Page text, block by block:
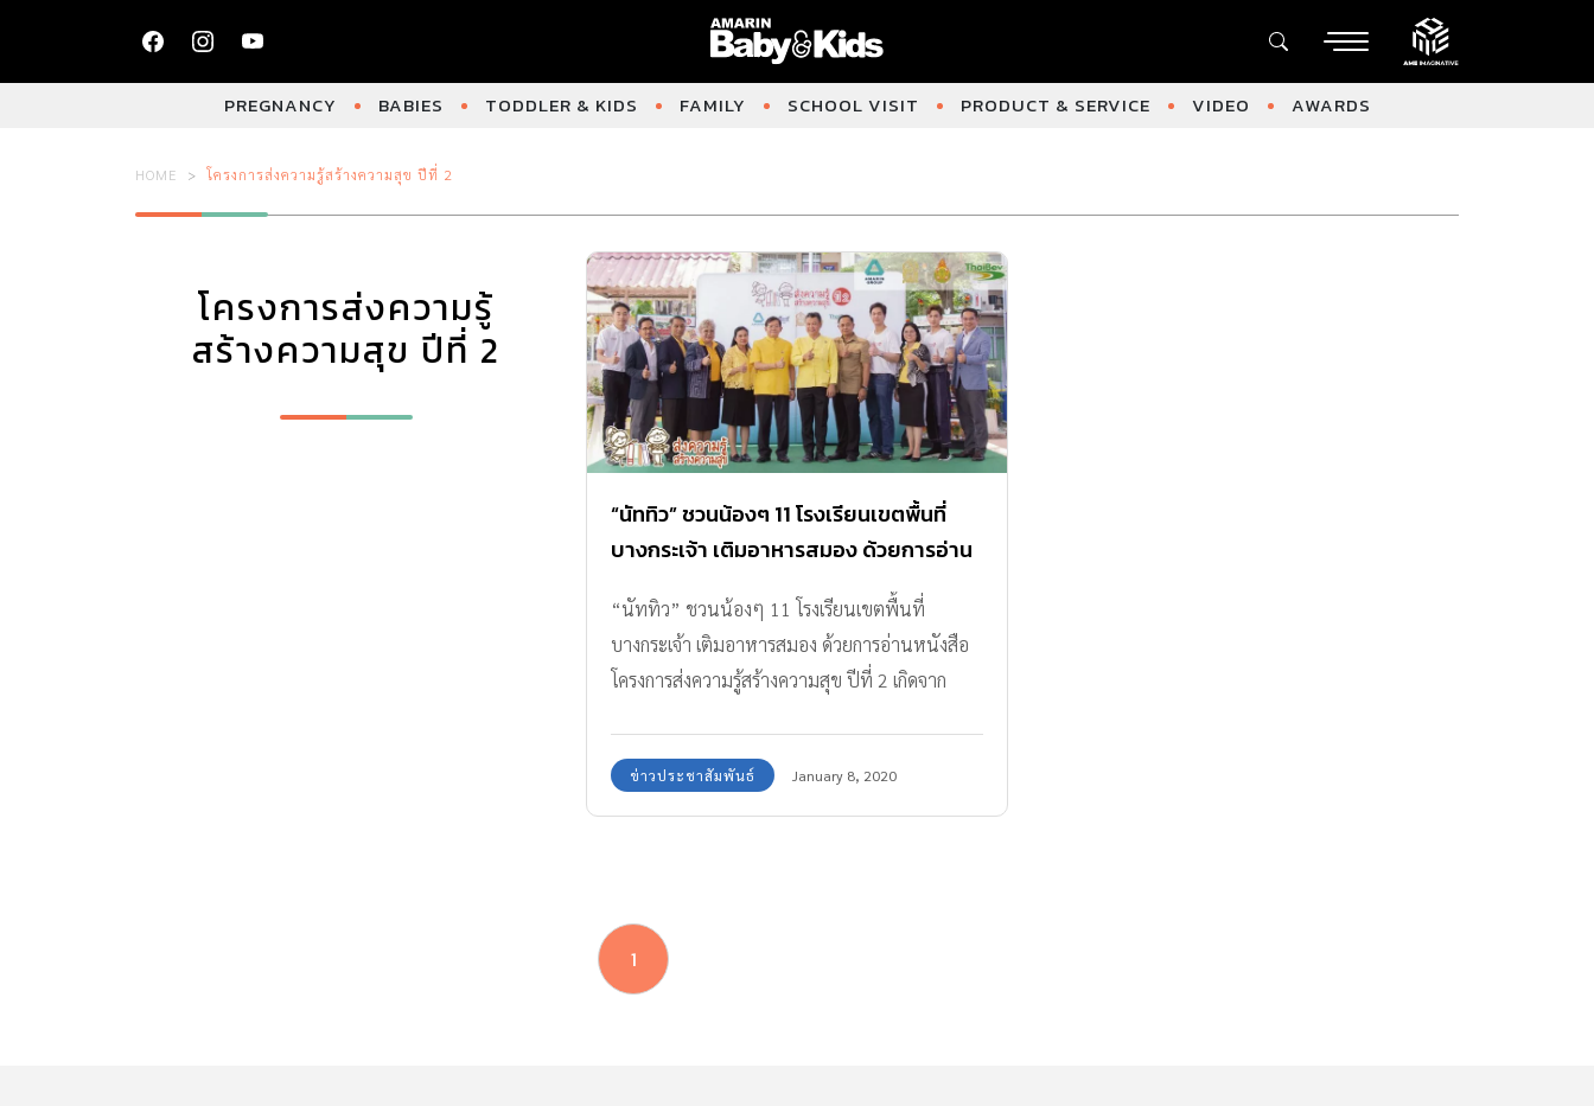
PREGNANCY BABIES TODDLER & KIDS FAMILY SCHOOL VISIT PRODUCT & SERVICE VIDEO AWARDS
HOME โครงการส่งความรู้สร้างความสุข ปีที่ 2
โครงการส่งความรู้
สร้างความสุข ปีที่ 2
“นัททิว” ชวนน้องๆ 11 โรงเรียนเขตพื้นที่
บางกระเจ้า เติมอาหารสมอง ด้วยการอ่าน
“นัททิว” ชวนน้องๆ 11 โรงเรียนเขตพื้นที่
บางกระเจ้า เติมอาหารสมอง ด้วยการอ่านหนังสือ
โครงการส่งความรู้สร้างความสุข ปีที่ 2 เกิดจาก
ชิ่ง จำกัด (มหาชน) และบริษัท ไทยเบฟเวอเรจ
จำกัด (มหาชน)
ข่าวประชาสัมพันธ์ January 8, 2020
1